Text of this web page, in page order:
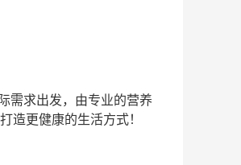
需求出发，由专业的营养
造更健康的生活方式！